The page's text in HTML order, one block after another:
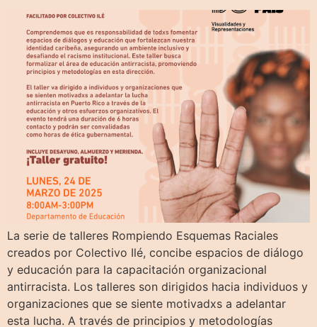
La serie de talleres Rompiendo Esquemas Raciales
creados por Colectivo Ilé, concibe espacios de diálogo
y educación para la capacitación organizacional
antirracista. Los talleres son dirigidos hacia individuos y
organizaciones que se siente motivadxs a adelantar
esta lucha. A través de principios y metodologías